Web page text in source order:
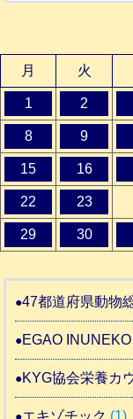
月
火
1 2
8 9
15 16
22 23
29 30
47都道府県動物
EGAO
KYG協会栄養カ
エキゾチック (1)